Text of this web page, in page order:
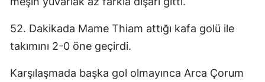
52. Dakikada Mame Thiam attığı kafa golü ile
takımını 2-0 öne geçirdi.
Karşılaşmada başka gol olmayınca Arca Çorum